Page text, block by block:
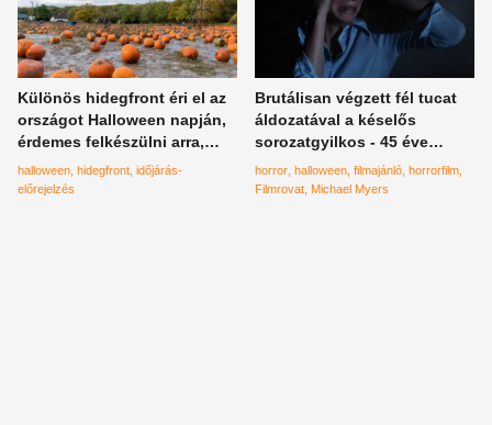
Különös hidegfront éri el az
országot Halloween napján,
érdemes felkészülni arra,
amit magával hoz - részletes
időjárás-előrejelzés
halloween hidegfront időjárás-
előrejelzés
Brutálisan végzett fél tucat
áldozatával a késelős
sorozatgyilkos - 45 éve
mutatták be John Carpenter
Halloweenjét
horror halloween filmajánló horrorfilm
Filmrovat Michael Myers